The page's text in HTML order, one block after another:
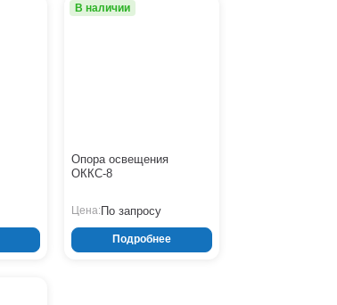
В наличии
Опора освещения
ОККС-8
Цена:По запросу
Подробнее